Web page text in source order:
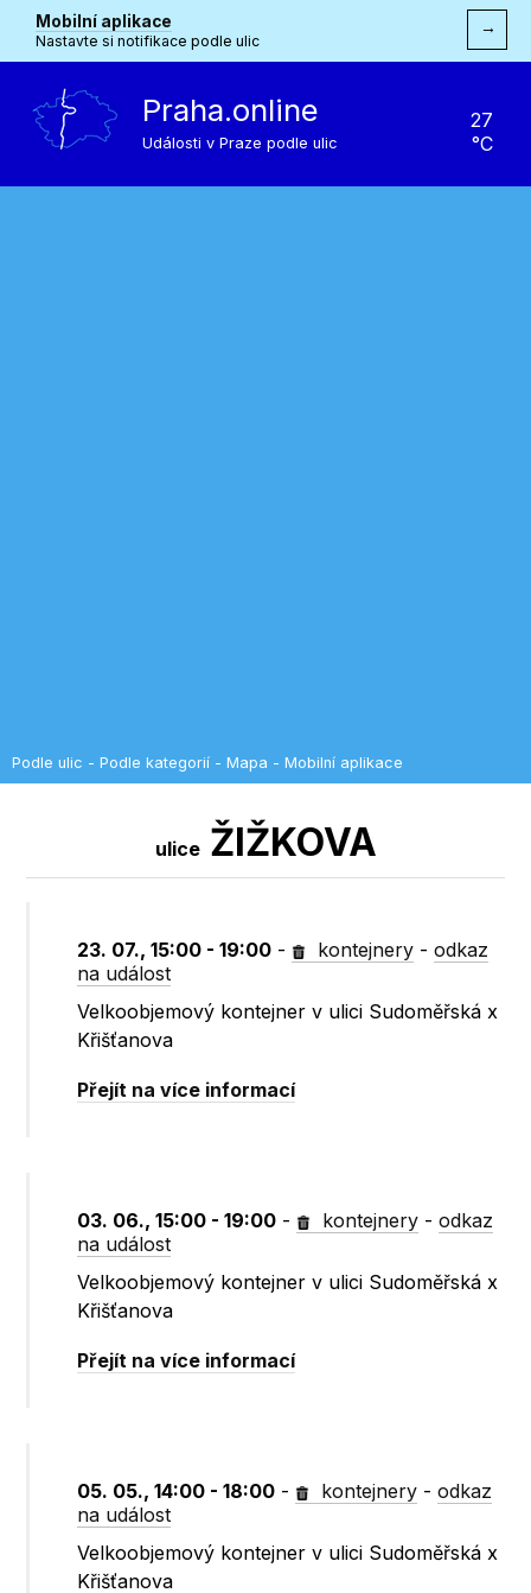
Mobilní aplikace
Nastavte si notifikace podle ulic
→
Praha.online
Události v Praze podle ulic
27
°C
Podle ulic - Podle kategorií - Mapa - Mobilní aplikace
uliceŽIŽKOVA
23. 07., 15:00 - 19:00 - kontejnery -odkaz
na událost
Velkoobjemový kontejner v ulici Sudoměřská x
Křišťanova
Přejít na více informací
03. 06., 15:00 - 19:00 - kontejnery -odkaz
na událost
Velkoobjemový kontejner v ulici Sudoměřská x
Křišťanova
Přejít na více informací
05. 05., 14:00 - 18:00 - kontejnery -odkaz
na událost
Velkoobjemový kontejner v ulici Sudoměřská x
Křišťanova